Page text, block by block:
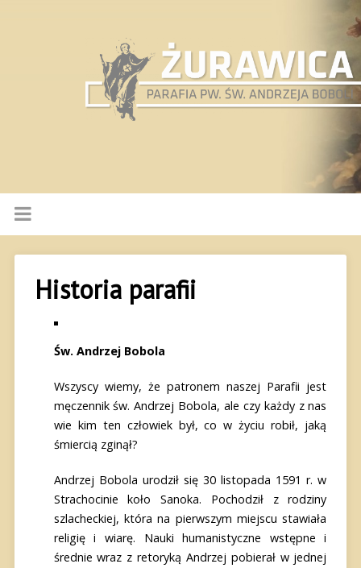
Historia parafii
Św. Andrzej Bobola
Wszyscy wiemy, że patronem naszej Parafii jest
męczennik św. Andrzej Bobola, ale czy każdy z nas
wie kim ten człowiek był, co w życiu robił, jaką
śmiercią zginął?
Andrzej Bobola urodził się 30 listopada 1591 r. w
Strachocinie koło Sanoka. Pochodził z rodziny
szlacheckiej, która na pierwszym miejscu stawiała
religię i wiarę. Nauki humanistyczne wstępne i
średnie wraz z retoryką Andrzej pobierał w jednej